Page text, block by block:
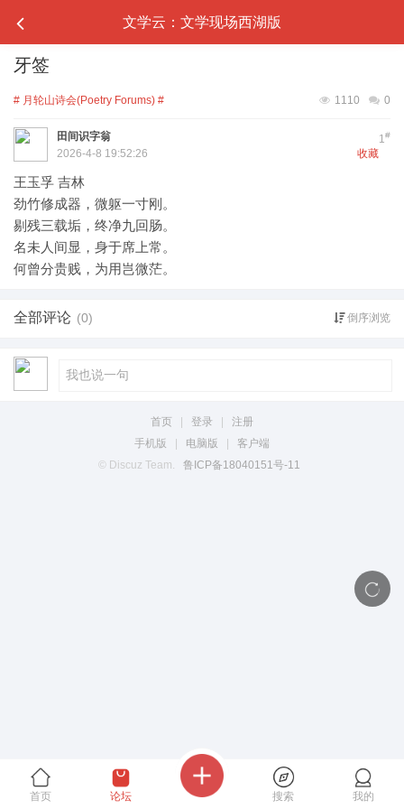
文学云：文学现场西湖版
牙签
# 月轮山诗会(Poetry Forums) # 0
1110
1#
田间识字翁
收藏
2026-4-8 19:52:26
王玉孚 吉林
劲竹修成器，微躯一寸刚。
剔残三载垢，终净九回肠。
名未人间显，身于席上常。
何曾分贵贱，为用岂微茫。
全部评论 (0) 倒序浏览
首页 登录
注册
手机版
电脑版
客户端
© Discuz Team.
鲁ICP备18040151号-11
首页 论坛 搜索 我的